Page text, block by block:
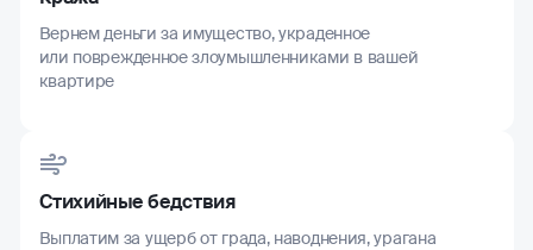
Вернем деньги за имущество, украденное
или поврежденное злоумышленниками в вашей
квартире
Стихийные бедствия
Выплатим за ущерб от града, наводнения, урагана